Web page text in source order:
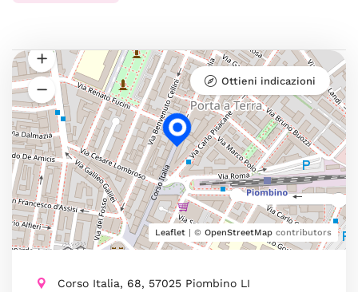
Leaflet | © OpenStreetMap contributors
Ottieni indicazioni
Corso Italia, 68, 57025 Piombino LI